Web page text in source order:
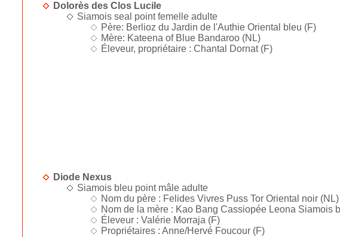
Dolorès des Clos Lucile
Siamois seal point femelle adulte
Père: Berlioz du Jardin de l'Authie Oriental bleu (F)
Mère: Kateena of Blue Bandaroo (NL)
Éleveur, propriétaire : Chantal Dornat (F)
Diode Nexus
Siamois bleu point mâle adulte
Nom du père : Felides Vivres Puss Tor Oriental noir (NL)
Nom de la mère : Kao Bang Cassiopée Leona Siamois
Éleveur : Valérie Morraja (F)
Propriétaires : Anne/Hervé Foucour (F)